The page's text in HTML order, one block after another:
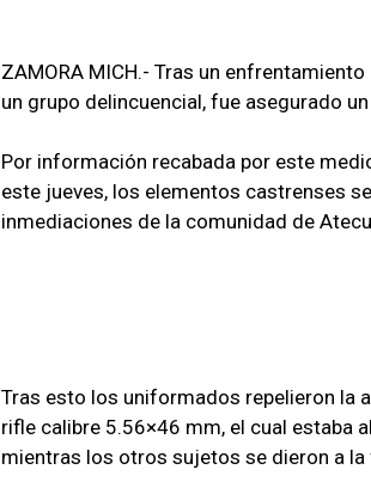
ZAMORA MICH.- Tras un
un grupo delincuencial, fue asegurado
Por información recabada por este
este jueves, los elementos castrenses
inmediaciones de la comunidad de
Tras esto los uniformados repelieron la
rifle calibre 5.56×46 mm, el cual estaba
mientras los otros sujetos se dieron a la